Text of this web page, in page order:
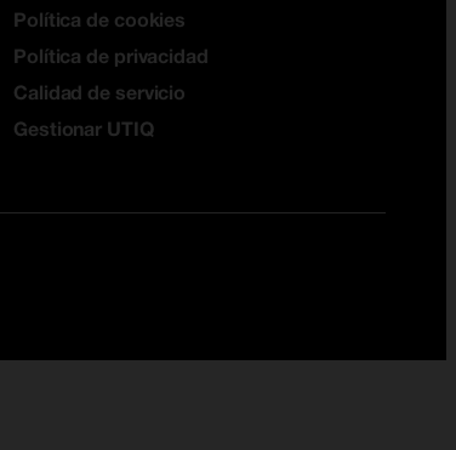
Política de cookies
Política de privacidad
Calidad de servicio
Gestionar UTIQ